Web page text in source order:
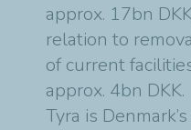
approx. 17bn
relation to
of current
approx. 4bn DKK.
Tyra is